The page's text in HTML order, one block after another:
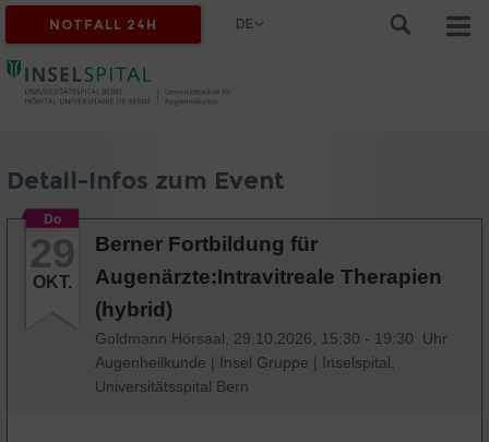
NOTFALL 24H DE
Detail-Infos zum Event
Do
29
OKT.
Berner Fortbildung für
Augenärzte:Intravitreale Therapien
(hybrid)
Goldmann Hörsaal,
29.10.2026, 15:30 - 19:30 Uhr
Augenheilkunde | Insel Gruppe | Inselspital,
Universitätsspital Bern